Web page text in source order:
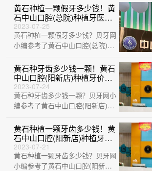
达店)、···
黄石种植一颗假牙多少钱！黄
石中山口腔(总院)种植牙医院
排名TOP1，国产清水种植牙
价格：3131元起/颗！
2023-07-25
黄石种植一颗假牙多少钱？贝牙网
小编参考了黄石中山口腔(总院)、
口腔(···
黄石种牙齿多少钱一颗！黄石
中山口腔(阳新店)种植牙价格
表参考，瑞典尼奥斯neoss种
植牙：8736元起/颗！
2023-07-24
黄石种牙齿多少钱一颗？贝牙网小
编参考了黄石中山口腔(阳新店)、
石精诚···
黄石种植一颗牙齿多少钱！黄
石中山口腔(阳新店)种植牙价
格表，瑞典诺贝尔PMC种植
牙：7545元起/颗！
2023-07-21
黄石种植一颗牙齿多少钱？贝牙网
小编参考了黄石中山口腔(阳新